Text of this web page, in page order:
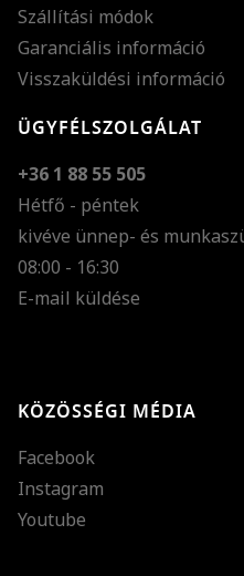
Szállítási módok
Garanciális információ
Visszaküldési információ
ÜGYFÉLSZOLGÁLAT
+36 1 88 55 505
Hétfő - péntek
kivéve ünnep- és
08:00 - 16:30
E-mail küldése
KÖZÖSSÉGI MÉDIA
Facebook
Instagram
Youtube